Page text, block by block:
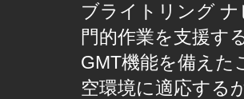
ブライトリング
門的作業を支援す
GMT機能を備えた
空環境に適応する